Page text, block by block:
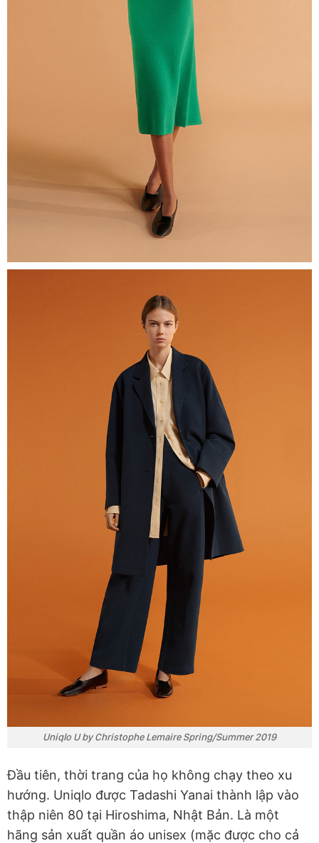
Uniqlo U by Christophe Lemaire Spring/Summer 2019
Đầu tiên, thời trang của họ không chạy theo xu
hướng. Uniqlo được Tadashi Yanai thành lập vào
thập niên 80 tại Hiroshima, Nhật Bản. Là một
hãng sản xuất quần áo unisex (mặc được cho cả